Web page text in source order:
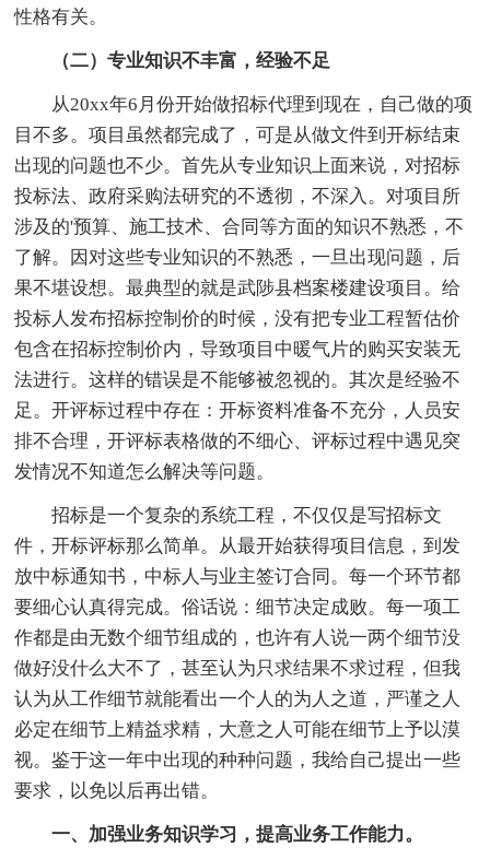
性格有关。
（二）专业知识不丰富，经验不足
从20xx年6月份开始做招标代理到现在，自己做的项
目不多。项目虽然都完成了，可是从做文件到开标结束
出现的问题也不少。首先从专业知识上面来说，对招标
投标法、政府采购法研究的不透彻，不深入。对项目所
涉及的'预算、施工技术、合同等方面的知识不熟悉，不
了解。因对这些专业知识的不熟悉，一旦出现问题，后
果不堪设想。最典型的就是武陟县档案楼建设项目。给
投标人发布招标控制价的时候，没有把专业工程暂估价
包含在招标控制价内，导致项目中暖气片的购买安装无
法进行。这样的错误是不能够被忽视的。其次是经验不
足。开评标过程中存在：开标资料准备不充分，人员安
排不合理，开评标表格做的不细心、评标过程中遇见突
发情况不知道怎么解决等问题。
招标是一个复杂的系统工程，不仅仅是写招标文
件，开标评标那么简单。从最开始获得项目信息，到发
放中标通知书，中标人与业主签订合同。每一个环节都
要细心认真得完成。俗话说：细节决定成败。每一项工
作都是由无数个细节组成的，也许有人说一两个细节没
做好没什么大不了，甚至认为只求结果不求过程，但我
认为从工作细节就能看出一个人的为人之道，严谨之人
必定在细节上精益求精，大意之人可能在细节上予以漠
视。鉴于这一年中出现的种种问题，我给自己提出一些
要求，以免以后再出错。
一、加强业务知识学习，提高业务工作能力。